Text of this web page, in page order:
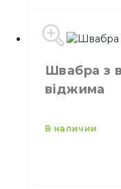
Бренд
Размер
Швабра з
віджима
в наличии